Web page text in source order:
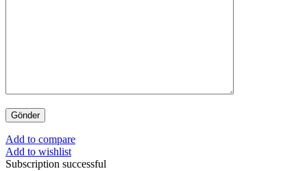
Add to compare
Add to wishlist
Subscription successful